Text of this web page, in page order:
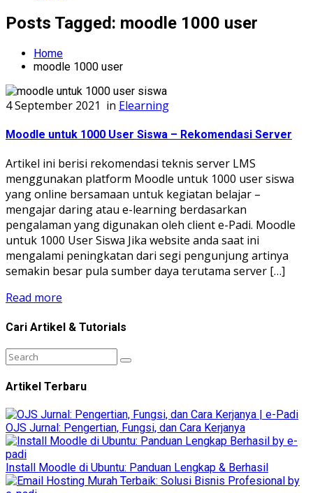
Posts Tagged: moodle 1000 user
Home
moodle 1000 user
4 September 2021 in Elearning
Moodle untuk 1000 User Siswa – Rekomendasi Server
Artikel ini berisi rekomendasi teknis server LMS
menggunakan platform Moodle untuk 1000 user siswa
yang online bersamaan untuk kegiatan belajar –
mengajar daring atau e-learning berdasarkan
pengalaman yang digunakan oleh client e-Padi. Moodle
untuk 1000 User Siswa Jika website anda saat ini
mengalami peningkatan dari segi pengunjung artinya
semakin besar pula sumber daya terutama server […]
Read more
Cari Artikel & Tutorials
Artikel Terbaru
OJS Jurnal: Pengertian, Fungsi, dan Cara Kerjanya
Install Moodle di Ubuntu: Panduan Lengkap & Berhasil